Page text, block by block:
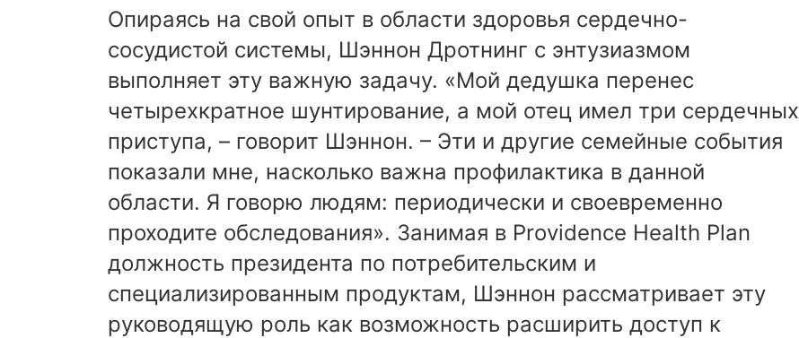
Опираясь на свой опыт в области здоровья сердечно-
сосудистой системы, Шэннон Дротнинг с энтузиазмом
выполняет эту важную задачу. «Мой дедушка перенес
четырехкратное шунтирование, а мой отец имел три сердечных
приступа, – говорит Шэннон. – Эти и другие семейные события
показали мне, насколько важна профилактика в данной
области. Я говорю людям: периодически и своевременно
проходите обследования». Занимая в Providence Health Plan
должность президента по потребительским и
специализированным продуктам, Шэннон рассматривает эту
руководящую роль как возможность расширить доступ к